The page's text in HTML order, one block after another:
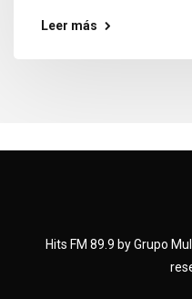
Leer más
Hits FM 89.9 by Grupo